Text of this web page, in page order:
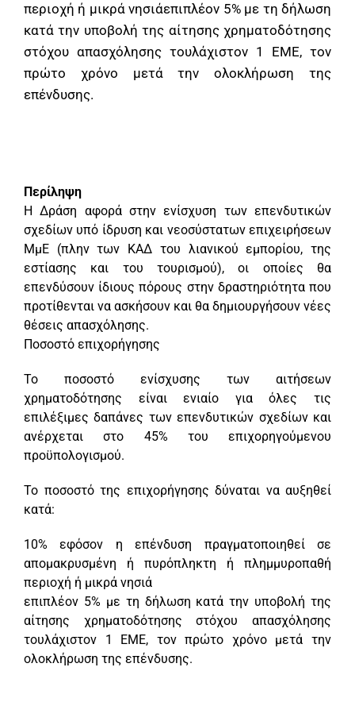
περιοχή ή μικρά νησιάεπιπλέον 5% με τη δήλωση
κατά την υποβολή της αίτησης χρηματοδότησης
στόχου απασχόλησης τουλάχιστον 1 ΕΜΕ, τον
πρώτο χρόνο μετά την ολοκλήρωση της
επένδυσης.
Περίληψη
Η Δράση αφορά στην ενίσχυση των επενδυτικών
σχεδίων υπό ίδρυση και νεοσύστατων επιχειρήσεων
ΜμΕ (πλην των ΚΑΔ του λιανικού εμπορίου, της
εστίασης και του τουρισμού), οι οποίες θα
επενδύσουν ίδιους πόρους στην δραστηριότητα που
προτίθενται να ασκήσουν και θα δημιουργήσουν νέες
θέσεις απασχόλησης.
Ποσοστό επιχορήγησης
Το ποσοστό ενίσχυσης των αιτήσεων
χρηματοδότησης είναι ενιαίο για όλες τις
επιλέξιμες δαπάνες των επενδυτικών σχεδίων και
ανέρχεται στο 45% του επιχορηγούμενου
προϋπολογισμού.
Το ποσοστό της επιχορήγησης δύναται να αυξηθεί
κατά:
10% εφόσον η επένδυση πραγματοποιηθεί σε
απομακρυσμένη ή πυρόπληκτη ή πλημμυροπαθή
περιοχή ή μικρά νησιά
επιπλέον 5% με τη δήλωση κατά την υποβολή της
αίτησης χρηματοδότησης στόχου απασχόλησης
τουλάχιστον 1 ΕΜΕ, τον πρώτο χρόνο μετά την
ολοκλήρωση της επένδυσης.